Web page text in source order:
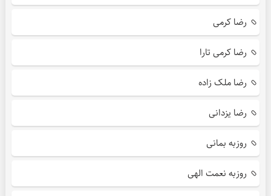
رضا کرمی
رضا کرمی تارا
رضا ملک زاده
رضا یزدانی
روزبه بمانی
روزبه نعمت الهی